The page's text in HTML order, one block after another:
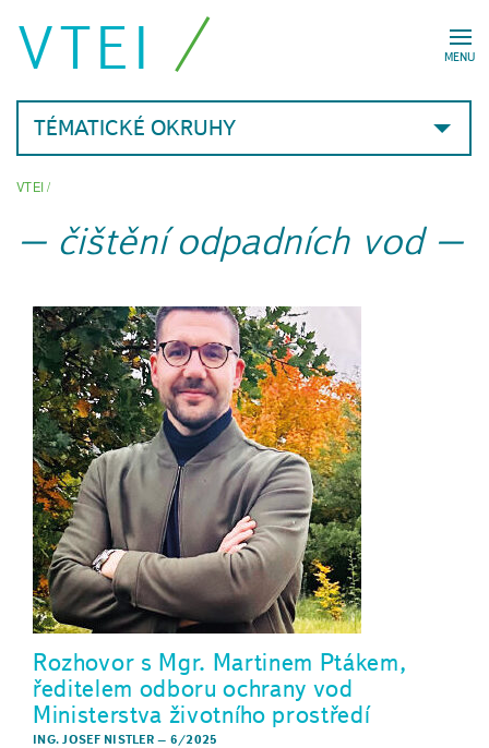
MENU
VTEI
TÉMATICKÉ OKRUHY
VTEI/
čištění odpadních vod
Rozhovor s Mgr. Martinem Ptákem,
ředitelem odboru ochrany vod
Ministerstva životního prostředí
ING. JOSEF NISTLER – 6/2025